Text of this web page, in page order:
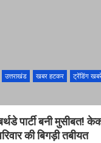
उत्तराखंड खबर हटकर ट्रेंडिंग
पार्टी बनी मुसीबत!
की बिगड़ी तबीयत